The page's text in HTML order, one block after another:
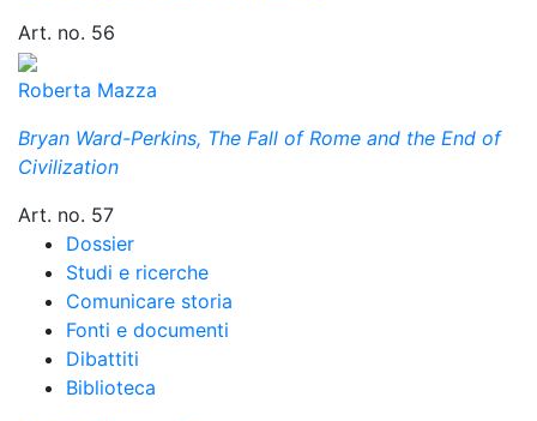
Art. no. 56
Roberta Mazza
Bryan Ward-Perkins, The Fall of Rome and the End of
Civilization
Art. no. 57
Dossier
Studi e ricerche
Comunicare storia
Fonti e documenti
Dibattiti
Biblioteca